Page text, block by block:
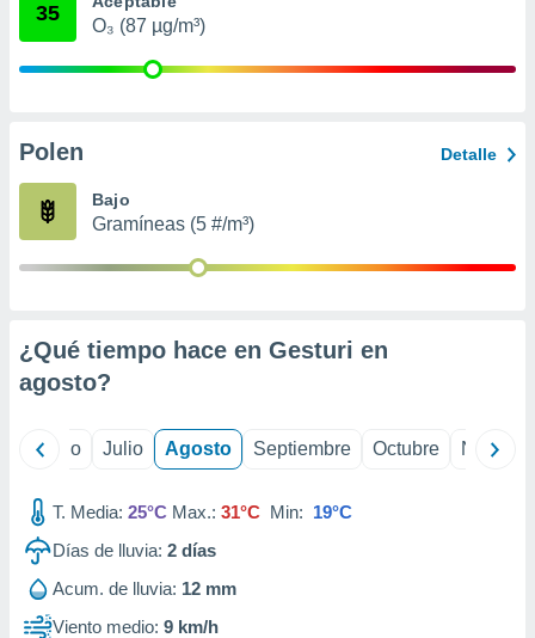
publicidad
de
1199
35
O₃ (87 µg/m³)
Polen Detalle
Bajo
Gramíneas (5 #/m³)
¿Qué tiempo hace en Gesturi en
agosto?
Junio Julio Agosto Septiembre Octubre
T. Media: 25°C Max.: 31°C Min: 19°C
Días de lluvia: 2 días
Acum. de lluvia: 12 mm
Viento medio: 9 km/h